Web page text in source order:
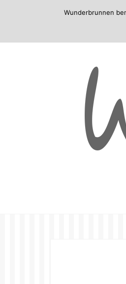
Wunderbrunnen